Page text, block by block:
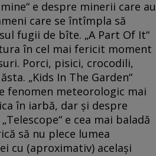
e despre minerii care au
care se întîmpla să
fugii de bîte. „A Part Of It“
în cel mai fericit moment
Porci, pisici, crocodili,
„Kids In The Garden“
fenomen meteorologic mai
în iarbă, dar şi despre
e cea mai baladă
să nu plece lumea
cu (aproximativ) acelaşi